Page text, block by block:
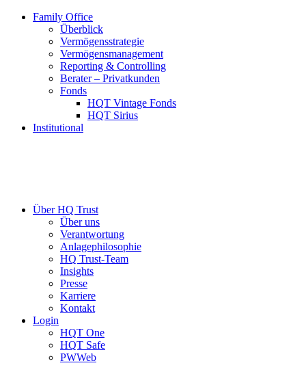
Family Office
Überblick
Vermögensstrategie
Vermögensmanagement
Reporting & Controlling
Berater – Privatkunden
Fonds
HQT Vintage Fonds
HQT Sirius
Institutional
Über HQ Trust
Über uns
Verantwortung
Anlagephilosophie
HQ Trust-Team
Insights
Presse
Karriere
Kontakt
Login
HQT One
HQT Safe
PWWeb